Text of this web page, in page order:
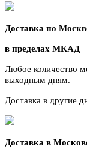
Доставка по
в пределах МКАД
Любое количество
выходным дням.
Доставка в другие
Доставка в